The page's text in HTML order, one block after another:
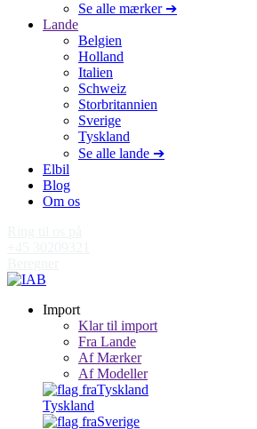
Se alle mærker ➔
Lande
Belgien
Holland
Italien
Schweiz
Storbritannien
Sverige
Tyskland
Se alle lande ➔
Elbil
Blog
Om os
Import
Klar til import
Fra Lande
Af Mærker
Af Modeller
Tyskland